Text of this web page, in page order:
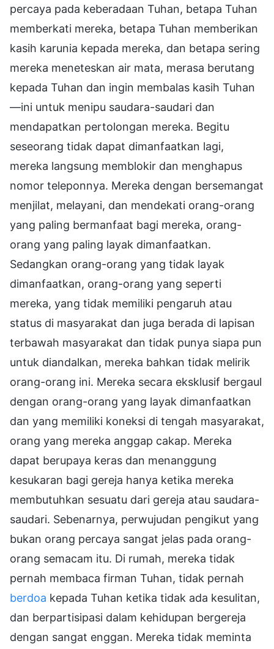
percaya pada keberadaan Tuhan, betapa Tuhan
memberkati mereka, betapa Tuhan memberikan
kasih karunia kepada mereka, dan betapa sering
mereka meneteskan air mata, merasa berutang
kepada Tuhan dan ingin membalas kasih Tuhan
—ini untuk menipu saudara-saudari dan
mendapatkan pertolongan mereka. Begitu
seseorang tidak dapat dimanfaatkan lagi,
mereka langsung memblokir dan menghapus
nomor teleponnya. Mereka dengan bersemangat
menjilat, melayani, dan mendekati orang-orang
yang paling bermanfaat bagi mereka, orang-
orang yang paling layak dimanfaatkan.
Sedangkan orang-orang yang tidak layak
dimanfaatkan, orang-orang yang seperti
mereka, yang tidak memiliki pengaruh atau
status di masyarakat dan juga berada di lapisan
terbawah masyarakat dan tidak punya siapa pun
untuk diandalkan, mereka bahkan tidak melirik
orang-orang ini. Mereka secara eksklusif bergaul
dengan orang-orang yang layak dimanfaatkan
dan yang memiliki koneksi di tengah masyarakat,
orang yang mereka anggap cakap. Mereka
dapat berupaya keras dan menanggung
kesukaran bagi gereja hanya ketika mereka
membutuhkan sesuatu dari gereja atau saudara-
saudari. Sebenarnya, perwujudan pengikut yang
bukan orang percaya sangat jelas pada orang-
orang semacam itu. Di rumah, mereka tidak
pernah membaca firman Tuhan, tidak pernah
berdoa kepada Tuhan ketika tidak ada kesulitan,
dan berpartisipasi dalam kehidupan bergereja
dengan sangat enggan. Mereka tidak meminta